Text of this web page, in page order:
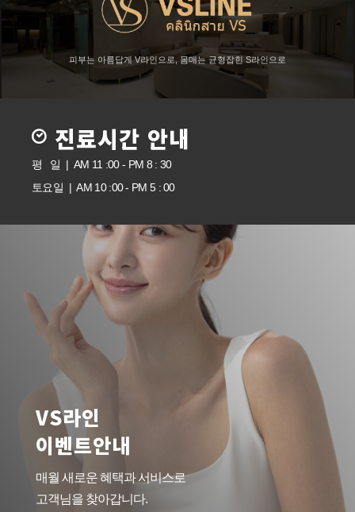
피부는 아름답게 V라인으로, 몸매는 균형잡힌 S라인으로
진료시간 안내
평 일 | AM 11 :00 - PM 8 : 30
토요일 | AM 10 :00 - PM 5 : 00
VS라인
이벤트안내
매월 새로운 혜택과 서비스로
고객님을 찾아갑니다.